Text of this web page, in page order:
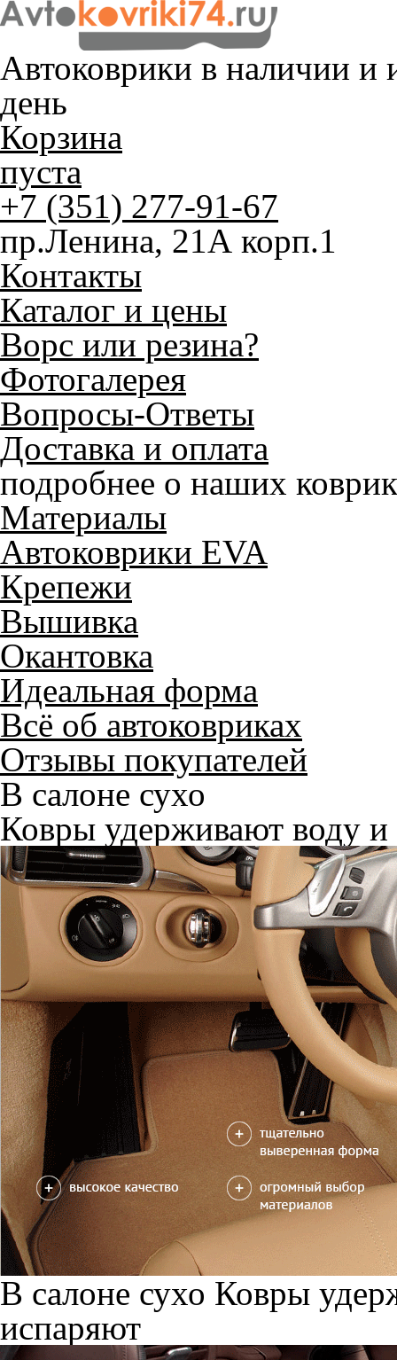
Автоковрики в наличии и
день
Корзина
пуста
+7 (351) 277-91-67
пр.Ленина, 21А корп.1
Контакты
Каталог и цены
Ворс или резина?
Фотогалерея
Вопросы-Ответы
Доставка и оплата
подробнее о наших
Материалы
Автоковрики EVA
Крепежи
Вышивка
Окантовка
Идеальная форма
Всё об автоковриках
Отзывы покупателей
В салоне сухо
Ковры удерживают воду и
В салоне сухо Ковры
испаряют